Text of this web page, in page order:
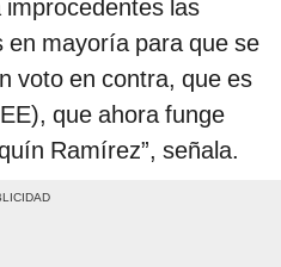
las
en mayoría para que se
voto en contra, que es
que ahora funge
Ramírez”, señala.